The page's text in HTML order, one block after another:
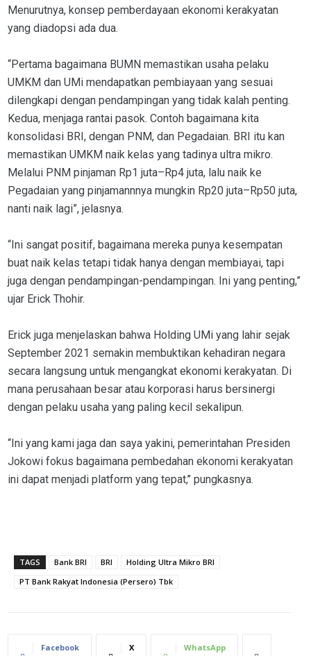
Menurutnya, konsep pemberdayaan ekonomi kerakyatan
yang diadopsi ada dua.
“Pertama bagaimana BUMN memastikan usaha pelaku
UMKM dan UMi mendapatkan pembiayaan yang sesuai
dilengkapi dengan pendampingan yang tidak kalah penting.
Kedua, menjaga rantai pasok. Contoh bagaimana kita
konsolidasi BRI, dengan PNM, dan Pegadaian. BRI itu kan
memastikan UMKM naik kelas yang tadinya ultra mikro.
Melalui PNM pinjaman Rp1 juta–Rp4 juta, lalu naik ke
Pegadaian yang pinjamannnya mungkin Rp20 juta–Rp50 juta,
nanti naik lagi”, jelasnya.
“Ini sangat positif, bagaimana mereka punya kesempatan
buat naik kelas tetapi tidak hanya dengan membiayai, tapi
juga dengan pendampingan-pendampingan. Ini yang penting,”
ujar Erick Thohir.
Erick juga menjelaskan bahwa Holding UMi yang lahir sejak
September 2021 semakin membuktikan kehadiran negara
secara langsung untuk mengangkat ekonomi kerakyatan. Di
mana perusahaan besar atau korporasi harus bersinergi
dengan pelaku usaha yang paling kecil sekalipun.
“Ini yang kami jaga dan saya yakini, pemerintahan Presiden
Jokowi fokus bagaimana pembedahan ekonomi kerakyatan
ini dapat menjadi platform yang tepat,’’ pungkasnya.
TAGS Bank BRI BRI
Holding Ultra Mikro BRI
PT Bank Rakyat Indonesia (Persero) Tbk
Facebook X WhatsApp